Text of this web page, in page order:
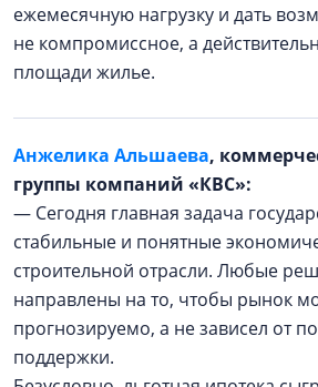
ежемесячную нагрузку и дать
не компромиссное, а
площади жилье.
Анжелика Альшаева,
группы компаний «КВС»:
— Сегодня главная задача
стабильные и понятные
строительной отрасли. Любые
направлены на то, чтобы рынок
прогнозируемо, а не зависел от
поддержки.